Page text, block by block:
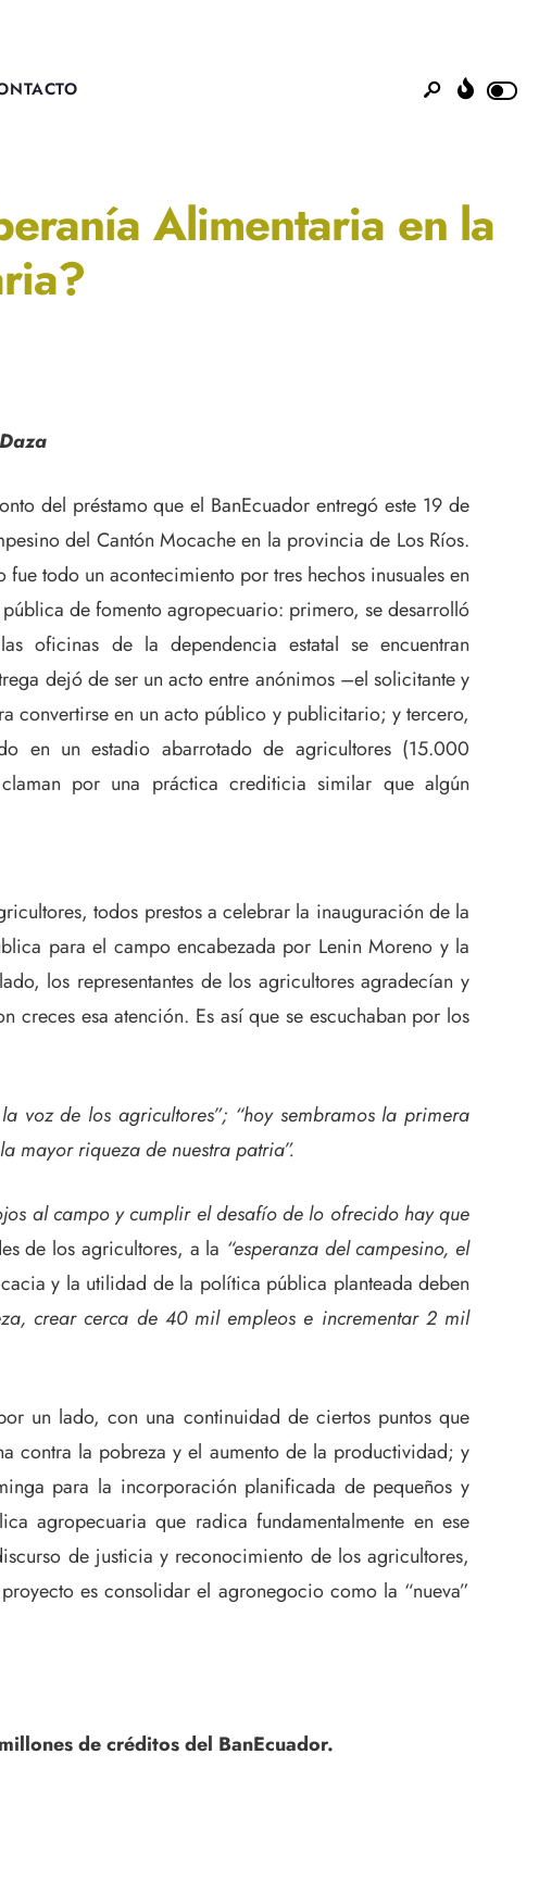
Alimentaria en la
del préstamo que el BanEcuador entregó este 19 de
del Cantón Mocache en la provincia de Los Ríos.
fue todo un acontecimiento por tres hechos inusuales en
de fomento agropecuario: primero, se desarrolló
oficinas de la dependencia estatal se encuentran
dejó de ser un acto entre anónimos –el solicitante y
convertirse en un acto público y publicitario; y tercero,
en un estadio abarrotado de agricultores (15.000
por una práctica crediticia similar que algún
todos prestos a celebrar la inauguración de la
para el campo encabezada por Lenin Moreno y la
los representantes de los agricultores agradecían y
esa atención. Es así que se escuchaban por los
de los agricultores”; “hoy sembramos la primera
mayor riqueza de nuestra patria”.
al campo y cumplir el desafío de lo ofrecido hay que
de los agricultores, a la “esperanza del campesino, el
y la utilidad de la política pública planteada deben
crear cerca de 40 mil empleos e incrementar 2 mil
un lado, con una continuidad de ciertos puntos que
contra la pobreza y el aumento de la productividad; y
para la incorporación planificada de pequeños y
agropecuaria que radica fundamentalmente en ese
de justicia y reconocimiento de los agricultores,
es consolidar el agronegocio como la “nueva”
de créditos del BanEcuador.